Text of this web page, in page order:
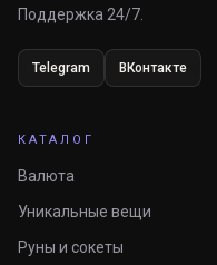
Поддержка 24/7.
Telegram ВКонтакте
КАТАЛОГ
Валюта
Уникальные вещи
Руны и сокеты